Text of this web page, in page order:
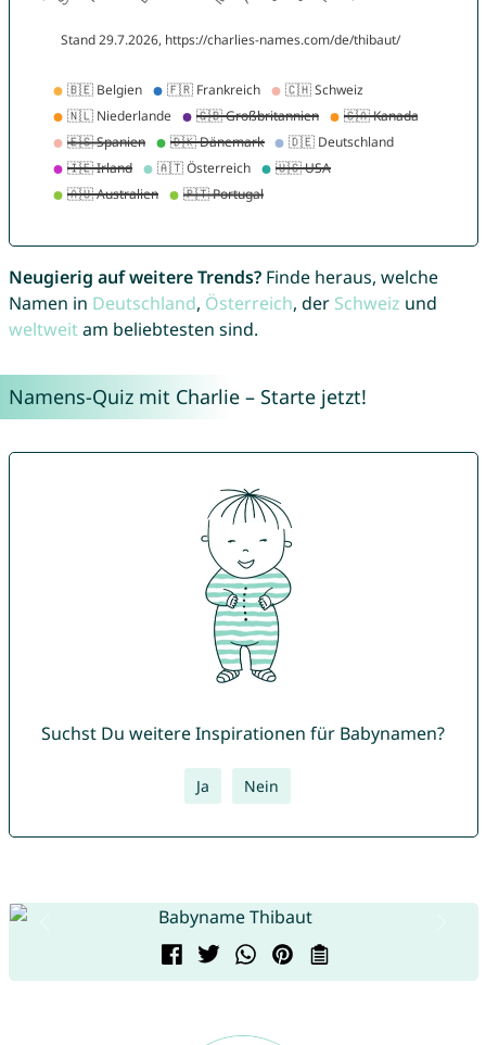
Neugierig auf weitere Trends?Finde heraus, welche
Namen in Deutschland, Österreich, der Schweiz und
weltweitam beliebtesten sind.
Namens-Quiz mit Charlie – Starte jetzt!
Suchst Du weitere Inspirationen für Babynamen?
Ja Nein